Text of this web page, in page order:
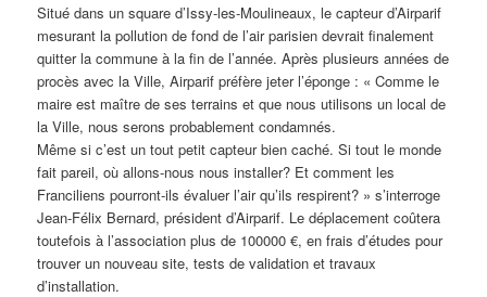
Situé dans un square d’Issy-les-Moulineaux, le capteur d’Airparif
mesurant la pollution de fond de l’air parisien devrait finalement
quitter la commune à la fin de l’année. Après plusieurs années de
procès avec la Ville, Airparif préfère jeter l’éponge : « Comme le
maire est maître de ses terrains et que nous utilisons un local de
la Ville, nous serons probablement condamnés.
Même si c’est un tout petit capteur bien caché. Si tout le monde
fait pareil, où allons-nous nous installer? Et comment les
Franciliens pourront-ils évaluer l’air qu’ils respirent? » s’interroge
Jean-Félix Bernard, président d’Airparif. Le déplacement coûtera
toutefois à l’association plus de 100000 €, en frais d’études pour
trouver un nouveau site, tests de validation et travaux
d’installation.